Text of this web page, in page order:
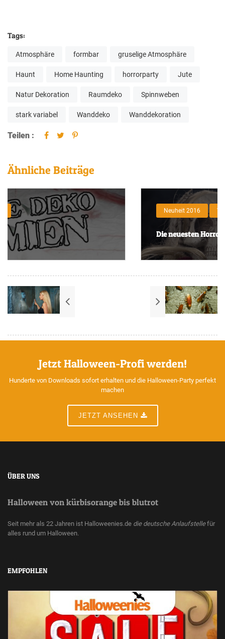
Tags:
Atmosphäre formbar gruselige Atmosphäre
Haunt Home Haunting horrorparty Jute
Natur Dekoration Raumdeko Spinnweben
stark variabel Wanddeko Wanddekoration
Teilen :
Ähnliche Beiträge
Neuheit 2016 Videos
Die neuesten Horror-Props / Shows & Fairs
Jetzt Halloween-Profi werden!
Hunderte von Downloads sofort erhalten und die Halloween-Party perfekt
machen
JETZT ANSEHEN
ÜBER UNS
Halloween von kürbisorange bis blutrot
Seit mehr als 22 Jahren ist Halloweenies.de die deutsche Anlaufstellefür
alles rund um Halloween.
EMPFOHLEN